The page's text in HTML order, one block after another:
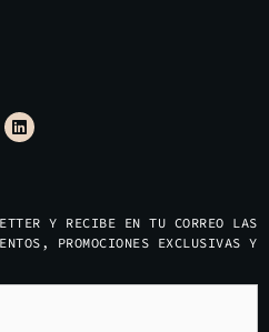
Y RECIBE EN TU CORREO LAS
PROMOCIONES EXCLUSIVAS Y